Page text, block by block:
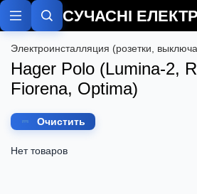
Электроинсталляция (розетки,
Hager Polo (Lumina-2,
Fiorena, Optima)
Очистить
Нет товаров